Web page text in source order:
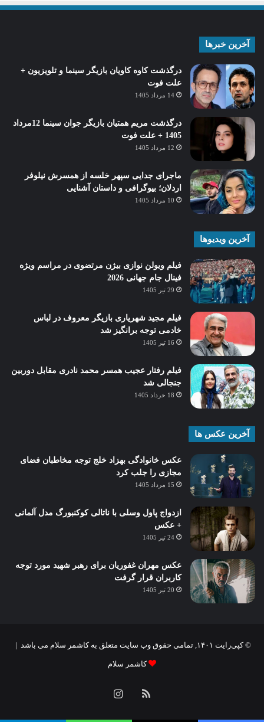
آخرین خبرها
درگذشت کاوه کاویان بازیگر سینما و تلویزیون +
علت فوت
14 مرداد 1405
درگذشت مریم همتیان بازیگر جوان سینما 12مرداد
1405 + علت فوت
12 مرداد 1405
ماجرای جدایی سپهر خلسه از همسرش نیلوفر
اردلان؛ بیوگرافی و داستان آشنایی
10 مرداد 1405
آخرین ویدیوها
فیلم ویولن نوازی بیژن مرتضوی در مراسم ویژه
فینال جام جهانی 2026
29 تیر 1405
فیلم مجید شهریاری بازیگر معروف در لباس
خادمی توجه برانگیز شد
16 تیر 1405
فیلم رفتار عجیب همسر محمد نادری مقابل دوربین
جنجالی شد
18 خرداد 1405
آخرین عکس ها
عکس خانوادگی بهزاد خلج توجه مخاطبان فضای
مجازی را جلب کرد
15 مرداد 1405
ازدواج پاول وسلی با ناتالی کوکنبورگ مدل آلمانی
+ عکس
24 تیر 1405
عکس مهران غفوریان برای رهبر شهید مورد توجه
کاربران قرار گرفت
20 تیر 1405
© کپی‌رایت ۱۴۰۱, تمامی حقوق وب سایت متعلق به کاشمر سلام می باشد |
کاشمر سلام
خوراکاینستاگرام